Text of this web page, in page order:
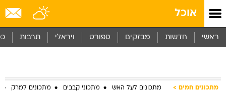
אוכל
ראשי חדשות מבזקים ספורט ויראלי תרבות
מתכונים חמים מתכונים לעל האש מתכוני קבבים מתכונים למרק